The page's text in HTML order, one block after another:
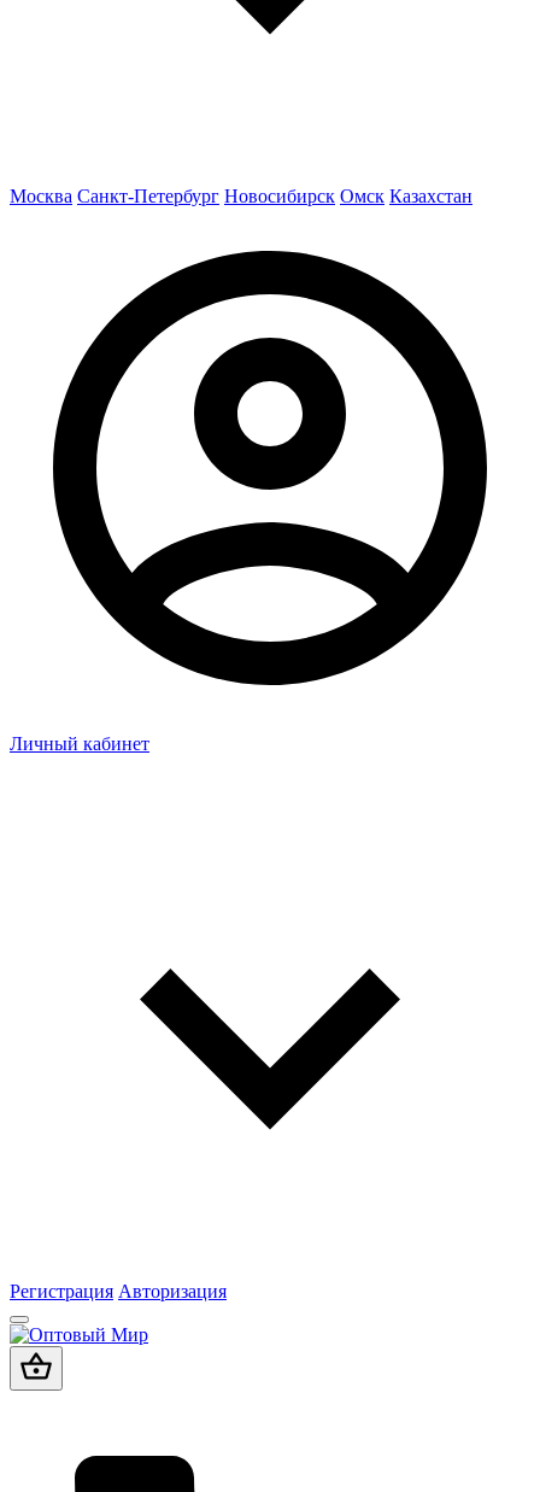
Москва Санкт-Петербург Новосибирск Омск Казахстан
Личный кабинет
Регистрация Авторизация